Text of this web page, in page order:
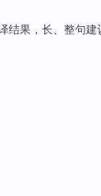
结果，长、整句建